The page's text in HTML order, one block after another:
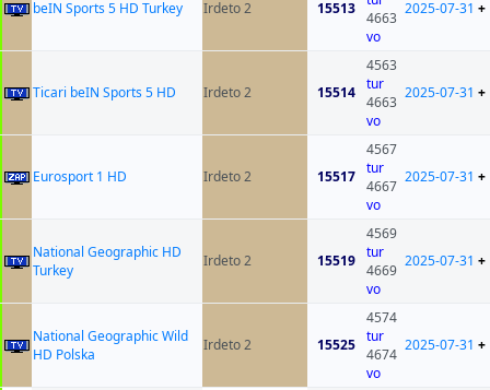
beIN Sports 5 HD Turkey Irdeto 2 15513
4663
vo
2025-07-31 +
Ticari beIN Sports 5 HD Irdeto 2 15514
4563
tur
4663
vo
2025-07-31 +
Eurosport 1 HD Irdeto 2 15517
4567
tur
4667
vo
2025-07-31 +
National Geographic HD
Turkey
Irdeto 2 15519
4569
tur
4669
vo
2025-07-31 +
National Geographic Wild
HD Polska
Irdeto 2 15525
4574
tur
4674
vo
2025-07-31 +